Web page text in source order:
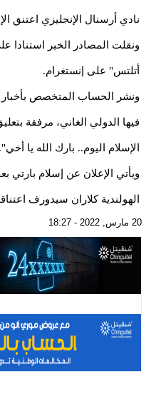
نادي أرسنال الإنجليزي اعتنق
ونقلت المصادر الخبر
أتلتس" على إنستغرام.
ونشر الحساب المتخصص
فيها الدولي الغاني، مرفقة
الإسلام اليوم.. بارك الله يا أخي".
ويأتي الإعلان عن إسلام بارتي
الهولندية كلاران سيدورف
20 مارس, 2022 - 18:27